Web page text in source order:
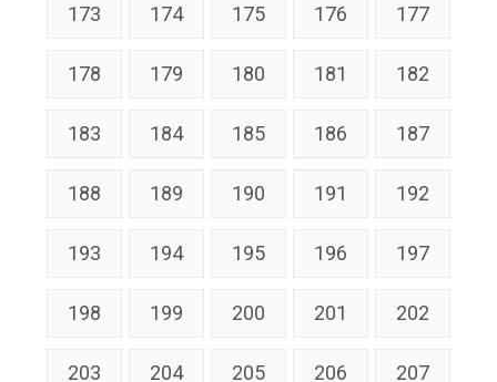
173 174 175 176 177
178 179 180 181 182
183 184 185 186 187
188 189 190 191 192
193 194 195 196 197
198 199 200 201 202
203 204 205 206 207